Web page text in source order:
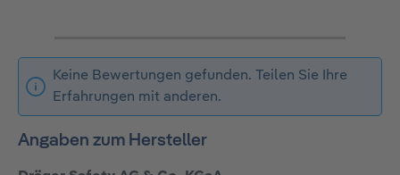
Keine Bewertungen gefunden. Teilen Sie Ihre
Erfahrungen mit anderen.
Angaben zum Hersteller